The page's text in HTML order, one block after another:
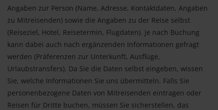
Angaben zur Person (Name, Adresse, Kontaktdaten, Angaben
zu Mitreisenden) sowie die Angaben zu der Reise selbst
(Reiseziel, Hotel, Reisetermin, Flugdaten). Je nach Buchung
kann dabei auch nach ergänzenden Informationen gefragt
werden (Präferenzen zur Unterkunft, Ausflüge,
Urlaubstransfers). Da Sie die Daten selbst eingeben, wissen
Sie, welche Informationen Sie uns übermitteln. Falls Sie
personenbezogene Daten von Mitreisenden eintragen oder
Reisen für Dritte buchen, müssen Sie sicherstellen, das